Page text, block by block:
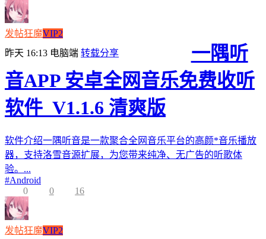
发帖狂魔VIP2
昨天 16:13 电脑端 转载分享
一隅听
音APP 安卓全网音乐免费收听
软件_V1.1.6 清爽版
软件介绍一隅听音是一款聚合全网音乐平台的高颜*音乐播放
器，支持洛雪音源扩展，为您带来纯净、无广告的听歌体
验。...
#Android
0
0 16
发帖狂魔VIP2